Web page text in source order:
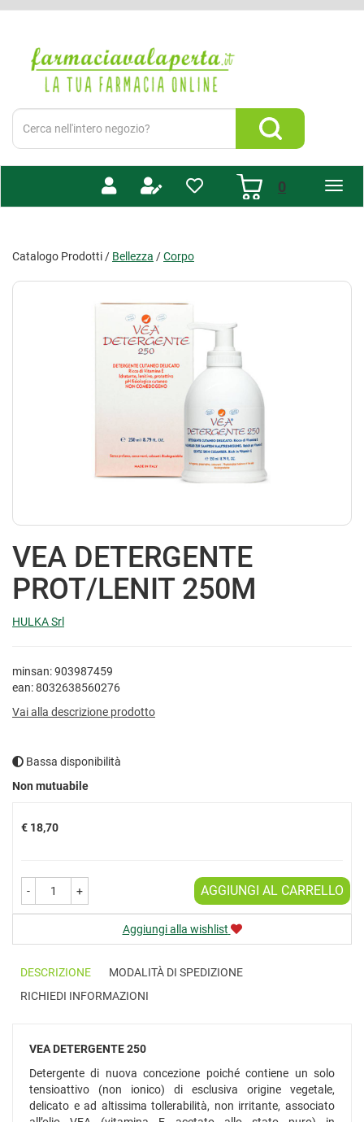
principale
Valaperta
Cerca
Prodotto
Cerca Prodotto
0prodotti
Catalogo Prodotti / Bellezza /Corpo
VEA DETERGENTE
PROT/LENIT 250M
HULKA Srl
minsan: 903987459
ean: 8032638560276
Vai alla descrizione prodotto
Bassa disponibilità
Non mutuabile
Prezzo
€ 18,70
- + AGGIUNGI AL CARRELLO
Aggiungi alla wishlist
DESCRIZIONE
MODALITÀ DI SPEDIZIONE
RICHIEDI INFORMAZIONI
VEA DETERGENTE 250
Detergente di nuova concezione poiché contiene un solo
tensioattivo (non ionico) di esclusiva origine vegetale,
delicato e ad altissima tollerabilità, non irritante, associato